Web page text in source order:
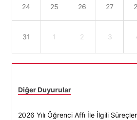
24 25 26 27
31 1 2 3
Diğer Duyurular
2026 Yılı Öğrenci Affı İle İlgili Süreçler